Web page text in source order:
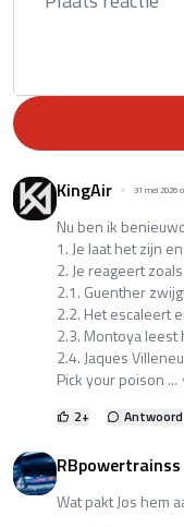
KingAir 31 mei 2026
Nu ben ik
1. Je laat het zijn
2. Je reageert
2.1. Guenther
2.2. Het escaleert
2.3. Montoya leest
2.4. Jaques
Pick your poison ...
2+ Antwoord
RBpowertrainss
Wat pakt Jos hem